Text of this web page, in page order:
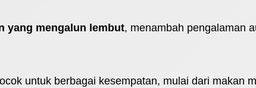
yang mengalun lembut, menambah pengalaman
untuk berbagai kesempatan, mulai dari makan